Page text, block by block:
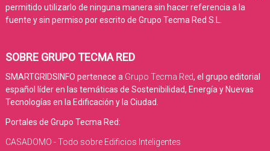
permitido utilizarlo de ninguna manera sin hacer referencia a la
fuente y sin permiso por escrito de Grupo Tecma Red S.L.
SOBRE GRUPO TECMA RED
SMARTGRIDSINFO pertenece a Grupo Tecma Red, el grupo editorial
español líder en las temáticas de Sostenibilidad, Energía y Nuevas
Tecnologías en la Edificación y la Ciudad.
Portales de Grupo Tecma Red:
CASADOMO - Todo sobre Edificios Inteligentes